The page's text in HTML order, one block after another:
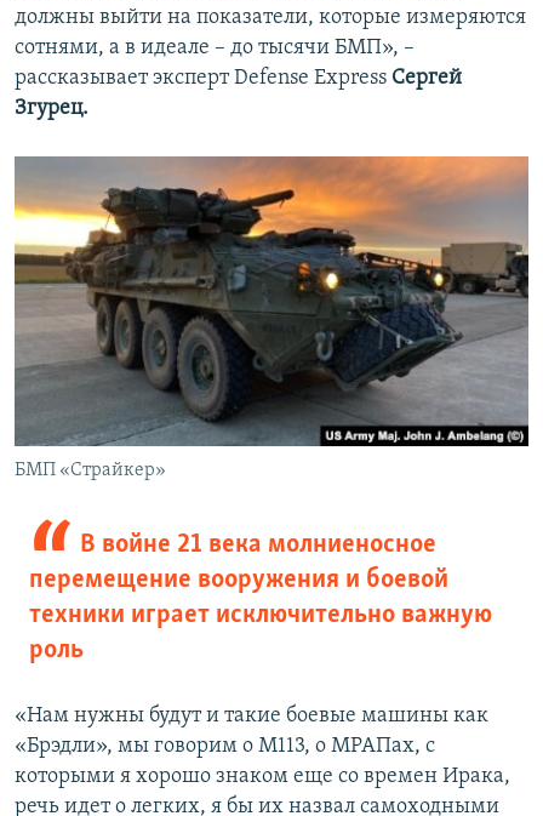
должны выйти на показатели, которые измеряются
сотнями, а в идеале – до тысячи БМП», –
рассказывает эксперт Defense Express Сергей
Згурец.
БМП «Страйкер»
В войне 21 века молниеносное
перемещение вооружения и боевой
техники играет исключительно важную
роль
«Нам нужны будут и такие боевые машины как
«Брэдли», мы говорим о M113, о МРАПах, с
которыми я хорошо знаком еще со времен Ирака,
речь идет о легких, я бы их назвал самоходными